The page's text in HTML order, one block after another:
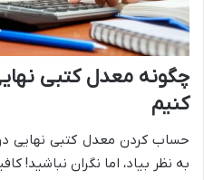
چگونه معدل کتبی
کنیم
حساب کردن معدل کتبی نهایی
به نظر بیاد، اما نگران نباشید!